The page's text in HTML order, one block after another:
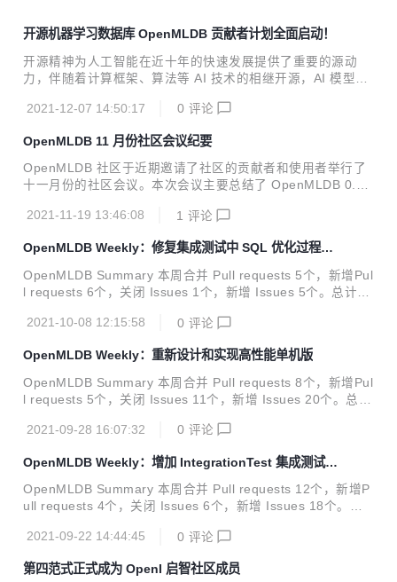
开源机器学习数据库 OpenMLDB 贡献者计划全面启动！
开源精神为人工智能在近十年的快速发展提供了重要的源动
力，伴随着计算框架、算法等 AI 技术的相继开源，AI 模型构
2021-12-07 14:50:17
0 评论
OpenMLDB 11 月份社区会议纪要
OpenMLDB 社区于近期邀请了社区的贡献者和使用者举行了
十一月份的社区会议。本次会议主要总结了 OpenMLDB 0.3.
时，社区成员对于 OpenMLDB 后续的需求和社区发展规划提
nMLDB 项目和社区的发展提供了很多宝贵的建议，主要记录
如下： Benchmark 不仅需要和现有工具的比对，而且需要明
确 OpenMLDB 本身的能力边界，比如数据承载量，具体场景
下的性能能力等。 监控模块是企业上线非常重要的功能，Ope
nMLDB 的监控模块需要关注系统健康状态和性...
2021-11-19 13:46:08 1 评论
OpenMLDB Weekly：修复集成测试中 SQL 优化过程重
复优化子节点的问题
OpenMLDB Summary 本周合并 Pull requests 5个，新增Pul
l requests 6个，关闭 Issues 1个，新增 Issues 5个。总计15
ull Requests fix: remove dup apply pass on the same phy
mon version to 2.7.1 for batch#482 merged 6 days ago fe
at: add taskma...
2021-10-08 12:15:58 0 评论
OpenMLDB Weekly：重新设计和实现高性能单机版
OpenMLDB Summary 本周合并 Pull requests 8个，新增Pul
l requests 5个，关闭 Issues 11个，新增 Issues 20个。总计
Pull Requests feat: support spark.master config to run job
d set in return string#464 feat: enable `TestWindowUnion`
te...
2021-09-28 16:07:32 0 评论
OpenMLDB Weekly：增加 IntegrationTest 集成测试模
块
OpenMLDB Summary 本周合并 Pull requests 12个，新增P
ull requests 4个，关闭 Issues 6个，新增 Issues 18个。总
rged Pull Requests feat: add integration test cicd#434 fea
etes java dependencies for taskmanager#400 fix: fix coun
2021-09-22 14:44:45 0 评论
第四范式正式成为 OpenI 启智社区成员